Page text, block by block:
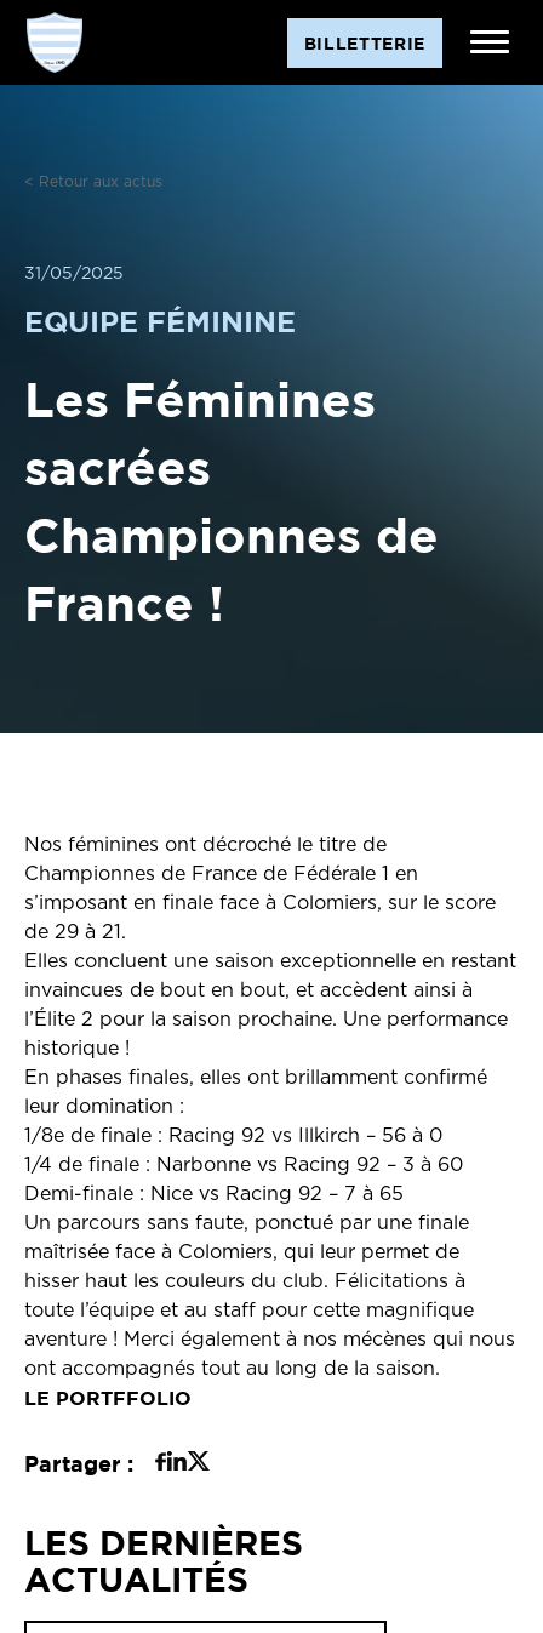
Aller
contenu
BILLETTERIE
< Retour aux actus
31/05/2025
EQUIPE FÉMININE
Les Féminines
sacrées
Championnes de
France !
Nos féminines ont décroché le titre de
Championnes de France de Fédérale 1 en
s’imposant en finale face à Colomiers, sur le score
de 29 à 21.
Elles concluent une saison exceptionnelle en restant
invaincues de bout en bout, et accèdent ainsi à
l’Élite 2 pour la saison prochaine. Une performance
historique !
En phases finales, elles ont brillamment confirmé
leur domination :
1/8e de finale : Racing 92 vs Illkirch – 56 à 0
1/4 de finale : Narbonne vs Racing 92 – 3 à 60
Demi-finale : Nice vs Racing 92 – 7 à 65
Un parcours sans faute, ponctué par une finale
maîtrisée face à Colomiers, qui leur permet de
hisser haut les couleurs du club. Félicitations à
toute l’équipe et au staff pour cette magnifique
aventure ! Merci également à nos mécènes qui nous
ont accompagnés tout au long de la saison.
LE PORTFFOLIO
Partager :
LES DERNIÈRES
ACTUALITÉS